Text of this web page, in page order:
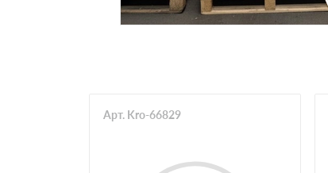
Арт. Kro-66829